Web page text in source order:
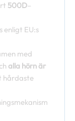
500D–
enligt EU:s
med
alla hörn är
hårdaste